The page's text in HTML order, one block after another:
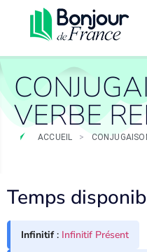
VERBE
ACCUEIL >
Temps
Infinitif: Infinitif Présent